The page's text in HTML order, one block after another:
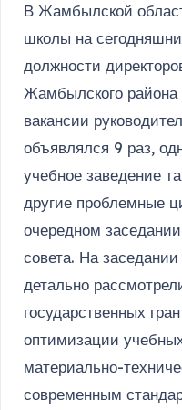
В Жамбылской
школы на
должности
Жамбылского района
вакансии
объявлялся 9 раз,
учебное заведение
другие проблемные
очередном
совета. На
детально
государственных
оптимизации
материально-
современным